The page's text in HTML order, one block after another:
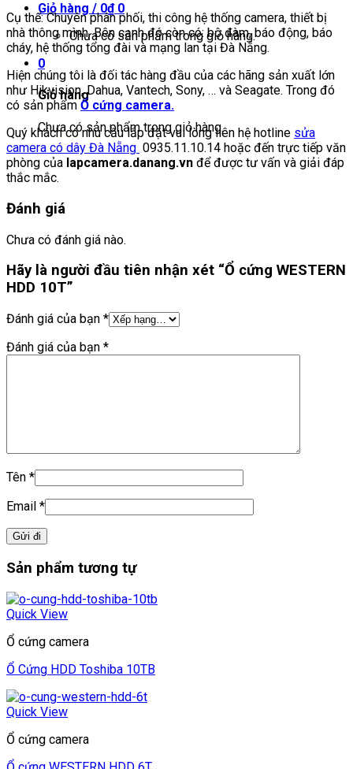
Giỏ hàng / 0₫ 0
Chưa có sản phẩm trong giỏ hàng.
0
Giỏ hàng
Chưa có sản phẩm trong giỏ hàng.
Cụ thể: Chuyên phân phối, thi công hệ thống camera, thiết bị
nhà thông mình. Bên cạnh đó còn có: bộ đàm, báo động, báo
cháy, hệ thống tổng đài và mạng lan tại Đà Nẵng.
Hiện chúng tôi là đối tác hàng đầu của các hãng sản xuất lớn
như Hikvision, Dahua, Vantech, Sony, … và Seagate. Trong đó
có sản phẩm Ổ cứng camera.
Quý khách có nhu cầu lắp đặt vui lòng liên hệ hotline sửa
camera có dây Đà Nẵng 0935.11.10.14 hoặc đến trực tiếp văn
phòng của lapcamera.danang.vn để được tư vấn và giải đáp
thắc mắc.
Đánh giá
Chưa có đánh giá nào.
Hãy là người đầu tiên nhận xét “Ổ cứng WESTERN
HDD 10T”
Đánh giá của bạn *
Đánh giá của bạn *
Tên *
Email *
Sản phẩm tương tự
Quick View
Ổ cứng camera
Ổ Cứng HDD Toshiba 10TB
Quick View
Ổ cứng camera